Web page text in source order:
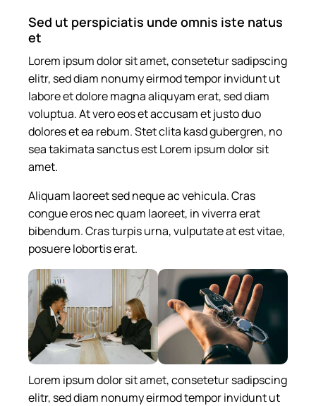
Sed ut perspiciatis unde omnis iste natus
et
Lorem ipsum dolor sit amet, consetetur sadipscing
elitr, sed diam nonumy eirmod tempor invidunt ut
labore et dolore magna aliquyam erat, sed diam
voluptua. At vero eos et accusam et justo duo
dolores et ea rebum. Stet clita kasd gubergren, no
sea takimata sanctus est Lorem ipsum dolor sit
amet.
Aliquam laoreet sed neque ac vehicula. Cras
congue eros nec quam laoreet, in viverra erat
bibendum. Cras turpis urna, vulputate at est vitae,
posuere lobortis erat.
Lorem ipsum dolor sit amet, consetetur sadipscing
elitr, sed diam nonumy eirmod tempor invidunt ut